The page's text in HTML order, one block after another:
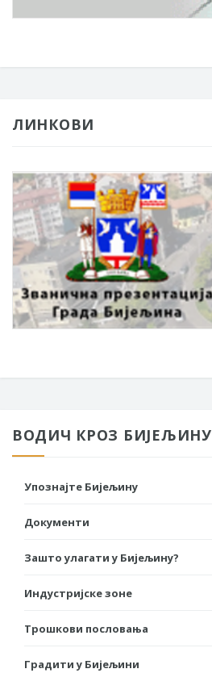
ЛИНКОВИ
ВОДИЧ КРОЗ БИЈЕЉИНУ
Упознајте Бијељину
Документи
Зашто улагати у Бијељину?
Индустријске зоне
Трошкови пословања
Градити у Бијељини